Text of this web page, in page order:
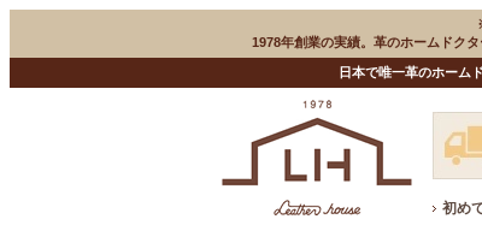
1978年創業の実績。革のホームドク
日本で唯一革のホーム
初め